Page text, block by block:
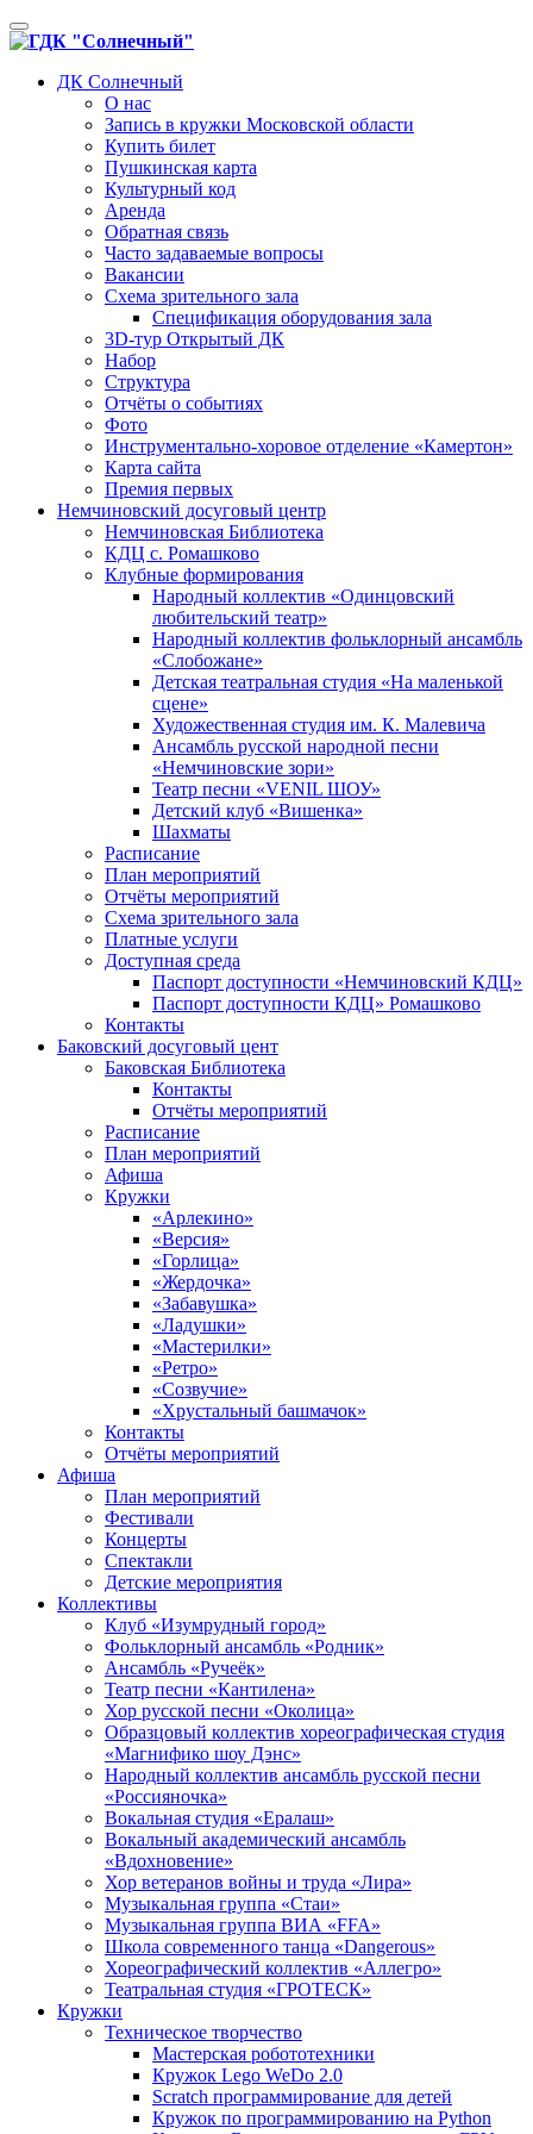
Toggle
navigation
ДК Солнечный
О нас
Запись в кружки Московской области
Купить билет
Пушкинская карта
Культурный код
Аренда
Обратная связь
Часто задаваемые вопросы
Вакансии
Схема зрительного зала
Спецификация оборудования зала
3D-тур Открытый ДК
Набор
Структура
Отчёты о событиях
Фото
Инструментально-хоровое отделение «Камертон»
Карта сайта
Премия первых
Немчиновский досуговый центр
Немчиновская Библиотека
КДЦ с. Ромашково
Клубные формирования
Народный коллектив «Одинцовский
любительский театр»
Народный коллектив фольклорный ансамбль
«Слобожане»
Детская театральная студия «На маленькой
сцене»
Художественная студия им. К. Малевича
Ансамбль русской народной песни
«Немчиновские зори»
Театр песни «VENIL ШОУ»
Детский клуб «Вишенка»
Шахматы
Расписание
План мероприятий
Отчёты мероприятий
Схема зрительного зала
Платные услуги
Доступная среда
Паспорт доступности «Немчиновский КДЦ»
Паспорт доступности КДЦ» Ромашково
Контакты
Баковский досуговый цент
Баковская Библиотека
Контакты
Отчёты мероприятий
Расписание
План мероприятий
Афиша
Кружки
«Арлекино»
«Версия»
«Горлица»
«Жердочка»
«Забавушка»
«Ладушки»
«Мастерилки»
«Ретро»
«Созвучие»
«Хрустальный башмачок»
Контакты
Отчёты мероприятий
Афиша
План мероприятий
Фестивали
Концерты
Спектакли
Детские мероприятия
Коллективы
Клуб «Изумрудный город»
Фольклорный ансамбль «Родник»
Ансамбль «Ручеёк»
Театр песни «Кантилена»
Хор русской песни «Околица»
Образцовый коллектив хореографическая студия
«Магнифико шоу Дэнс»
Народный коллектив ансамбль русской песни
«Россияночка»
Вокальная студия «Ералаш»
Вокальный академический ансамбль
«Вдохновение»
Хор ветеранов войны и труда «Лира»
Музыкальная группа «Стаи»
Музыкальная группа ВИА «FFA»
Школа современного танца «Dangerous»
Хореографический коллектив «Аллегро»
Театральная студия «ГРОТЕСК»
Кружки
Техническое творчество
Мастерская робототехники
Кружок Lego WeDo 2.0
Scratch программирование для детей
Кружок по программированию на Python